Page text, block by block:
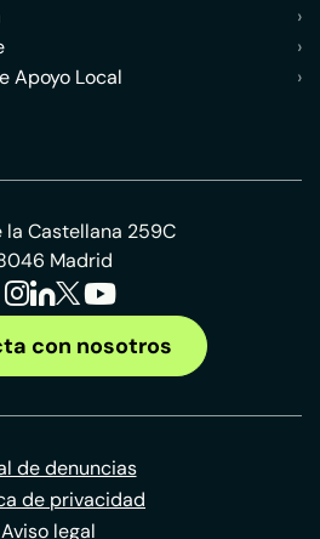
›
›
Apoyo Local
›
la Castellana 259C
Madrid
con nosotros
de denuncias
de privacidad
Aviso legal